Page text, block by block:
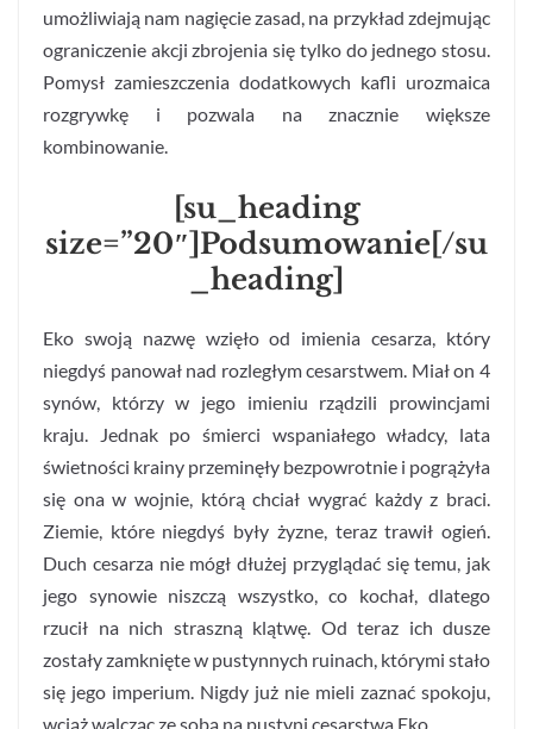
umożliwiają nam nagięcie zasad, na przykład zdejmując
ograniczenie akcji zbrojenia się tylko do jednego stosu.
Pomysł zamieszczenia dodatkowych kafli urozmaica
rozgrywkę i pozwala na znacznie większe
kombinowanie.
[su_heading
size=”20″]Podsumowanie[/su
_heading]
Eko swoją nazwę wzięło od imienia cesarza, który
niegdyś panował nad rozległym cesarstwem. Miał on 4
synów, którzy w jego imieniu rządzili prowincjami
kraju. Jednak po śmierci wspaniałego władcy, lata
świetności krainy przeminęły bezpowrotnie i pogrążyła
się ona w wojnie, którą chciał wygrać każdy z braci.
Ziemie, które niegdyś były żyzne, teraz trawił ogień.
Duch cesarza nie mógł dłużej przyglądać się temu, jak
jego synowie niszczą wszystko, co kochał, dlatego
rzucił na nich straszną klątwę. Od teraz ich dusze
zostały zamknięte w pustynnych ruinach, którymi stało
się jego imperium. Nigdy już nie mieli zaznać spokoju,
wciąż walcząc ze sobą na pustyni cesarstwa Eko.